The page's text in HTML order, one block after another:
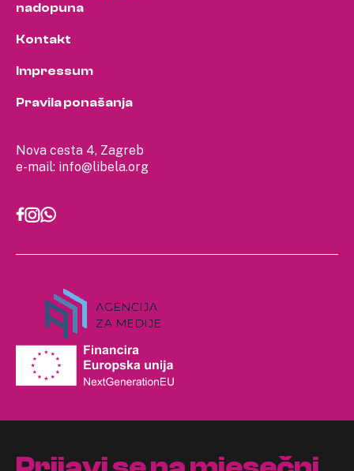
Nova cesta 4, Zagreb
e-mail: info@libela.org
nadopuna
Kontakt
Impressum
Pravila ponašanja